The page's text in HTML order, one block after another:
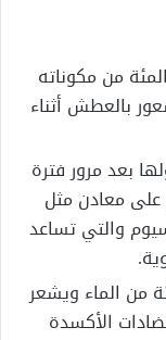
يحتوي على أكثر من 95 بالمئة من مكوناته
بالعطش أثناء
بعد مرور فترة
على معادن مثل
والتي تساعد
نسبة 80 بالمئة من الماء ويشعر
الأكسدة